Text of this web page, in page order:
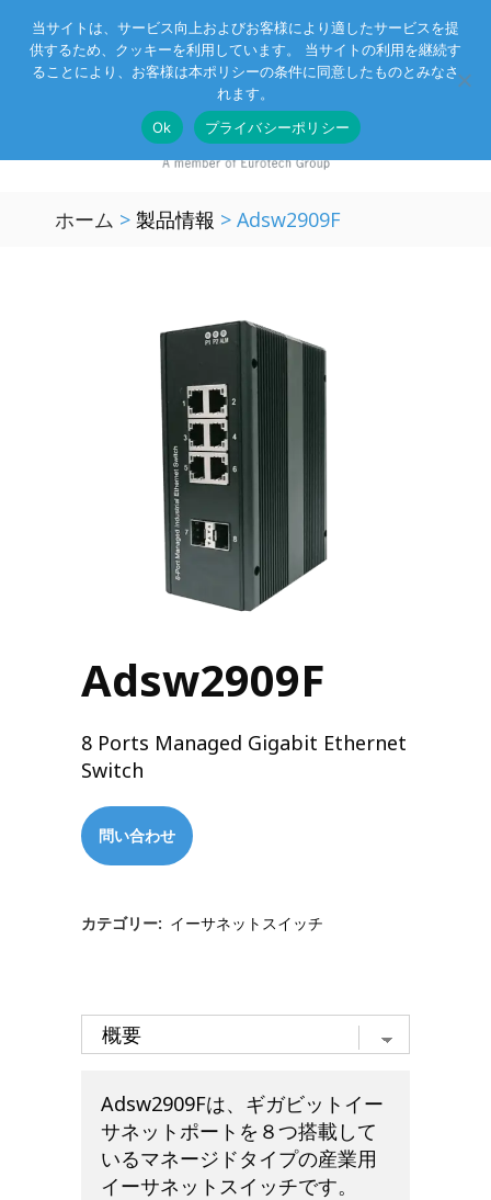
Eurotechグループ お客様サポート お問い合わせ
ホーム > 製品情報 > Adsw2909F
Adsw2909F
8 Ports Managed Gigabit Ethernet
Switch
問い合わせ
カテゴリー: イーサネットスイッチ
Adsw2909Fは、ギガビットイー
サネットポートを８つ搭載して
いるマネージドタイプの産業用
イーサネットスイッチです。
当サイトは、サービス向上およびお客様により適したサービスを提
供するため、クッキーを利用しています。 当サイトの利用を継続す
ることにより、お客様は本ポリシーの条件に同意したものとみなさ
れます。
Ok
プライバシーポリシー